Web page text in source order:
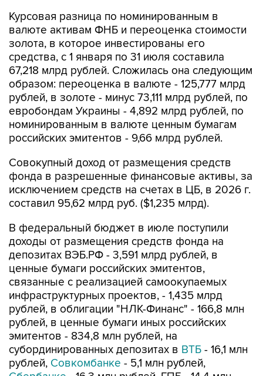
Курсовая разница по номинированным в
валюте активам ФНБ и переоценка стоимости
золота, в которое инвестированы его
средства, с 1 января по 31 июля составила
67,218 млрд рублей. Сложилась она следующим
образом: переоценка в валюте - 125,777 млрд
рублей, в золоте - минус 73,111 млрд рублей, по
евробондам Украины - 4,892 млрд рублей, по
номинированным в валюте ценным бумагам
российских эмитентов - 9,66 млрд рублей.
Совокупный доход от размещения средств
фонда в разрешенные финансовые активы, за
исключением средств на счетах в ЦБ, в 2026 г.
составил 95,62 млрд руб. ($1,235 млрд).
В федеральный бюджет в июле поступили
доходы от размещения средств фонда на
депозитах ВЭБ.РФ - 3,591 млрд рублей, в
ценные бумаги российских эмитентов,
связанные с реализацией самоокупаемых
инфраструктурных проектов, - 1,435 млрд
рублей, в облигации "НЛК-Финанс" - 166,8 млн
рублей, в ценные бумаги иных российских
эмитентов - 834,8 млн рублей, на
субординированных депозитах в ВТБ - 16,1 млн
рублей, Совкомбанке - 5,1 млн рублей,